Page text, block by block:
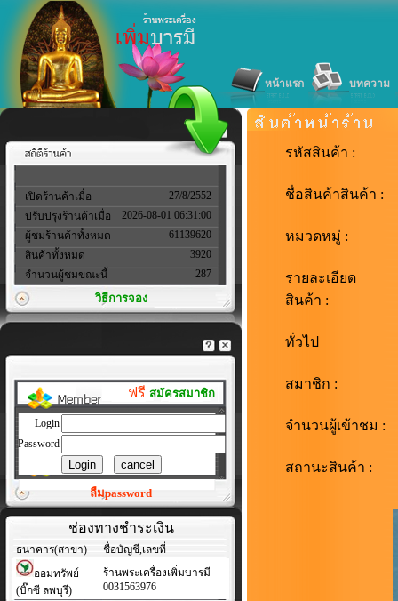
หน้าแรก บทความ
เปิดร้านค้าเมื่อ
27/8/2552
ปรับปรุงร้านค้าเมื่อ
2026-08-01 06:31:00
ผู้ชมร้านค้าทั้งหมด
61139620
สินค้าทั้งหมด
3920
จำนวนผู้ชมขณะนี้
287
วิธีการจอง
ฟรี สมัครสมาชิก
Login
Password
ลืมpassword
ช่องทางชำระเงิน
ธนาคาร(สาขา)
ชื่อบัญชี,เลขที่
ออมทรัพย์
(บิ๊กซี ลพบุรี)
ร้านพระเครื่องเพิ่มบารมี
0031563976
รหัสสินค้า :
ชื่อสินค้าสินค้า :
หมวดหมู่ :
รายละเอียด
สินค้า :
ทั่วไป
สมาชิก :
จำนวนผู้เข้าชม :
สถานะสินค้า :